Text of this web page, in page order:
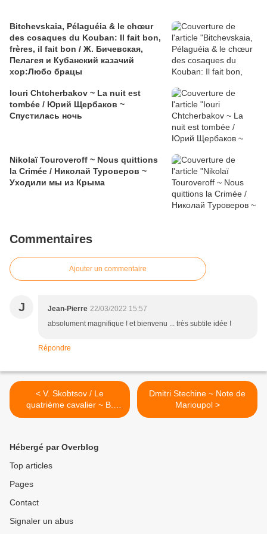
Bitchevskaia, Pélaguéia & le chœur
des cosaques du Kouban: Il fait bon,
frères, il fait bon / Ж. Бичевская,
Пелагея и Кубанский казачий
хор:Любо брацы
Iouri Chtcherbakov ~ La nuit est
tombée / Юрий Щербаков ~
Спустилась ночь
Nikolaï Touroveroff ~ Nous quittions
la Crimée / Николай Туроверов ~
Уходили мы из Крыма
Commentaires
Ajouter un commentaire
J Jean-Pierre 22/03/2022 15:57
absolument magnifique ! et bienvenu ... très subtile idée !
Répondre
< V. Skobtsov / Le
quatrième cavalier ~ В.
Скобцов / Четвёртый
Dmitri Stechine ~ Note de
Marioupol >
Hébergé par Overblog
Top articles
Pages
Contact
Signaler un abus